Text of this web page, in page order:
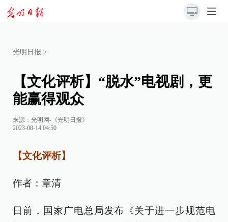
光明日报 >
【文化评析】“脱水”电视剧，更
能赢得观众
来源： 光明网-《光明日报》
2023-08-14 04:50
【文化评析】
作者：章清
日前，国家广电总局发布《关于进一步规范电